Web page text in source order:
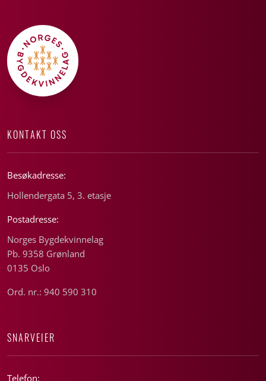
KONTAKT OSS
Besøkadresse:
Hollendergata 5, 3. etasje
Postadresse:
Norges Bygdekvinnelag
Pb. 9358 Grønland
0135 Oslo
Ord. nr.: 940 590 310
SNARVEIER
Telefon: